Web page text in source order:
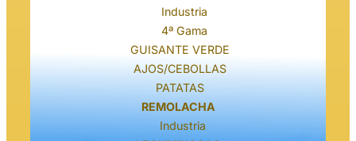
Industria
4ª Gama
GUISANTE VERDE
AJOS/CEBOLLAS
PATATAS
REMOLACHA
Industria